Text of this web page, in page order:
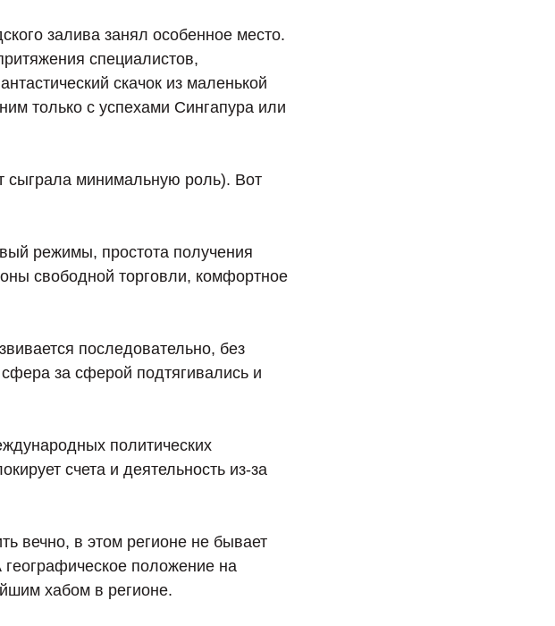
залива занял особенное место.
специалистов,
скачок из маленькой
только с успехами Сингапура или
сыграла минимальную роль). Вот
режимы, простота получения
свободной торговли, комфортное
последовательно, без
за сферой подтягивались и
политических
счета и деятельность из-за
вечно, в этом регионе не бывает
положение на
хабом в регионе.